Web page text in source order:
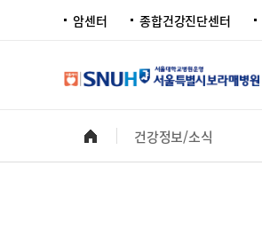
암센터 종합건강진단센터
건강정보/소식